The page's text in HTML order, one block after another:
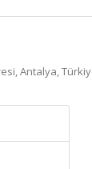
Antalya,